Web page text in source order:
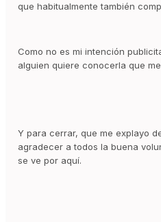
que habitualmente también
Como no es mi intención
alguien quiere conocerla que
Y para cerrar, que me explayo
agradecer a todos la buena
se ve por aquí.